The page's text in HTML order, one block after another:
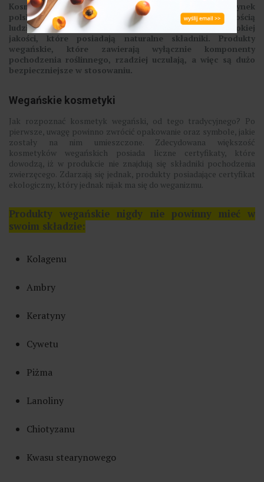
Kosmetyki wegańskie coraz pewniej wchodzą na rynek
polski. Jest to spowodowane nie tylko większą świadomością
ludzi, lecz także poszukiwaniem kosmetyków wysokiej
jakości, które posiadają naturalne składniki. Produkty
wegańskie, które zawierają wyłącznie komponenty
pochodzenia roślinnego, rzadziej uczulają, a więc są dużo
bezpieczniejsze w stosowaniu.
Wegańskie kosmetyki
Jak rozpoznać kosmetyk wegański, od tego tradycyjnego? Po
pierwsze, uwagę powinno zwrócić opakowanie oraz symbole, jakie
zostały na nim umieszczone. Zdecydowana większość
kosmetyków wegańskich posiada liczne certyfikaty, które
dowodzą, iż w produkcie nie znajdują się składniki pochodzenia
zwierzęcego. Zdarzają się jednak, produkty posiadające certyfikat
ekologiczny, który jednak nijak ma się do weganizmu.
Produkty wegańskie nigdy nie powinny mieć w
swoim składzie:
Kolagenu
Ambry
Keratyny
Cywetu
Piżma
Lanoliny
Chiotyzanu
Kwasu stearynowego